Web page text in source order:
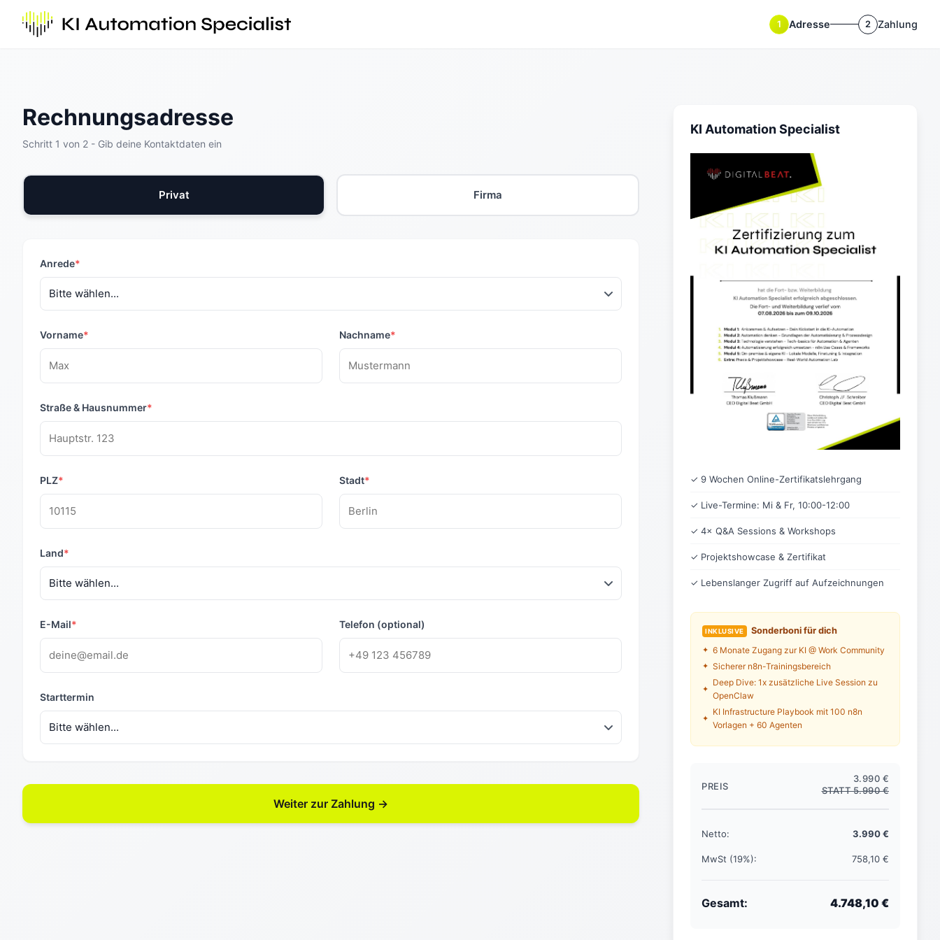
1 Adresse 2 Zahlung
Rechnungsadresse
Schritt 1 von 2 - Gib deine Kontaktdaten ein
Privat Firma
Anrede*
Vorname* Nachname*
Straße & Hausnummer*
PLZ* Stadt*
Land*
E-Mail* Telefon (optional)
Starttermin
Weiter zur Zahlung →
KI Automation Specialist
✓ 9 Wochen Online-Zertifikatslehrgang
✓ Live-Termine: Mi & Fr, 10:00-12:00
✓ 4× Q&A Sessions & Workshops
✓ Projektshowcase & Zertifikat
✓ Lebenslanger Zugriff auf Aufzeichnungen
INKLUSIVE
Sonderboni für dich
6 Monate Zugang zur KI @ Work Community
Sicherer n8n-Trainingsbereich
Deep Dive: 1x zusätzliche Live Session zu
OpenClaw
KI Infrastructure Playbook mit 100 n8n
Vorlagen + 60 Agenten
PREIS
3.990 €
STATT 5.990 €
Netto: 3.990 €
MwSt (19%): 758,10 €
Gesamt: 4.748,10 €